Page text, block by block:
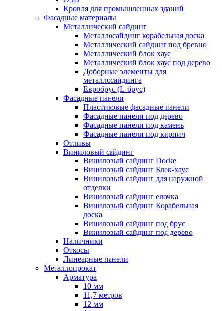
Кровля для промышленных зданий
Фасадные материалы
Металлический сайдинг
Металлосайдинг корабельная доска
Металлический сайдинг под бревно
Металлический блок хаус
Металлический блок хаус под дерево
Доборные элементы для
металлосайдинга
Евробрус (L-брус)
Фасадные панели
Пластиковые фасадные панели
Фасадные панели под дерево
Фасадные панели под камень
Фасадные панели под кирпич
Отливы
Виниловый сайдинг
Виниловый сайдинг Docke
Виниловый сайдинг Блок-хаус
Виниловый сайдинг для наружной
отделки
Виниловый сайдинг елочка
Виниловый сайдинг Корабельная
доска
Виниловый сайдинг под брус
Виниловый сайдинг под дерево
Наличники
Откосы
Линеарные панели
Металлопрокат
Арматура
10 мм
11,7 метров
12 мм